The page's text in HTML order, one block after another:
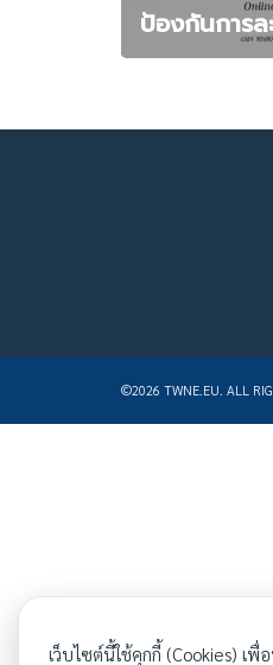
ป้องกันการล
©2026 TWNE.EU. ALL
เว็บไซต์นี้ใช้คุกกี้ (Cookies) เ